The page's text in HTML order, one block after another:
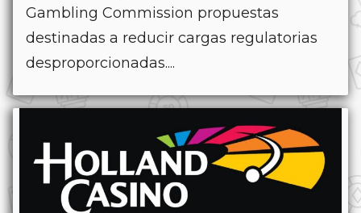
Gambling Commission propuestas
destinadas a reducir cargas regulatorias
desproporcionadas....